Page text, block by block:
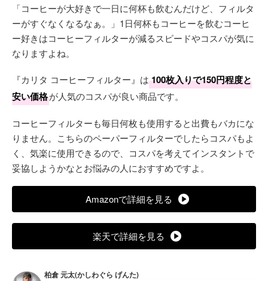
「コーヒーが大好きで一日に何杯も飲むんだけど、フィルタ
ーがすぐなくなるなぁ。」1日何杯もコーヒーを飲むコーヒ
ー好きはコーヒーフィルターが減るスピードやコスパが気に
なりますよね。
『カリタ コーヒーフィルター』は 100枚入りで150円程度と
安い価格が人気のコスパが良い商品です。
コーヒーフィルターも毎日何枚も使用すると出費もバカにな
りません。こちらのペーパーフィルターでしたらコスパもよ
く、気楽に使用できるので、コスパを考えてインスタントで
妥協しようかなとお悩みの人におすすめですよ。
Amazonで詳細を見る
楽天で詳細を見る
柏倉 元太(かしわぐら げんた)